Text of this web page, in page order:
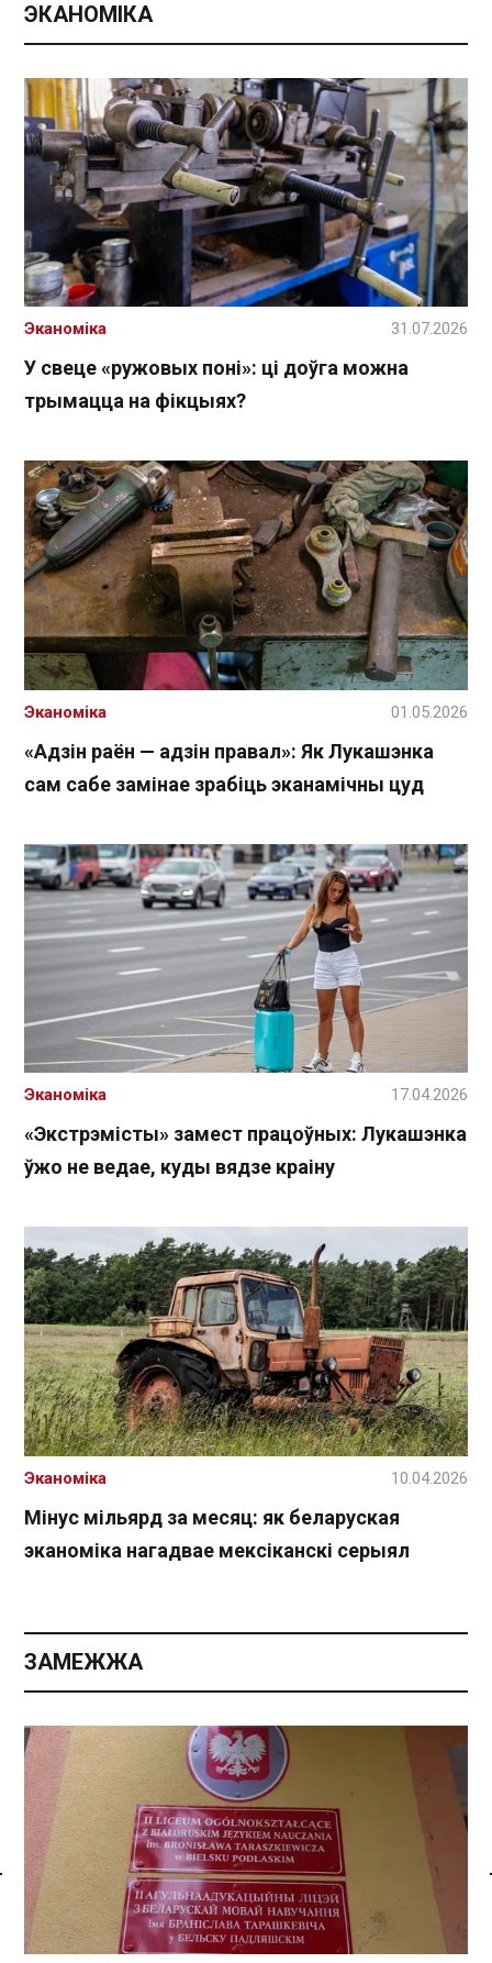
Спасылка без VPN
ЭКАНОМІКА
У свеце «ружовых поні»: ці доўга можна
трымацца на фікцыях?
Эканоміка 31.07.2026
«Адзін раён — адзін правал»: Як Лукашэнка
сам сабе замінае зрабіць эканамічны цуд
Эканоміка 01.05.2026
«Экстрэмісты» замест працоўных: Лукашэнка
ўжо не ведае, куды вядзе краіну
Эканоміка 17.04.2026
Мінус мільярд за месяц: як беларуская
эканоміка нагадвае мексіканскі серыял
Эканоміка 10.04.2026
ЗАМЕЖЖА